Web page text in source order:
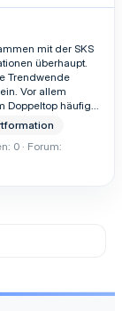
mit der SKS
überhaupt.
Trendwende
Vor allem
häufig...
0
Forum: